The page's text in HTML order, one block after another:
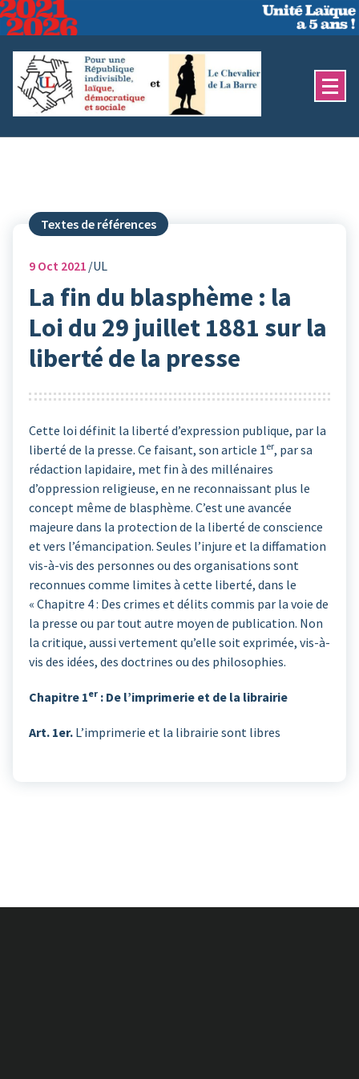
Aller
au
contenu
Textes de références
9 Oct 2021 UL
La fin du blasphème : la
Loi du 29 juillet 1881 sur la
liberté de la presse
Cette loi définit la liberté d’expression publique, par la
liberté de la presse. Ce faisant, son article 1er, par sa
rédaction lapidaire, met fin à des millénaires
d’oppression religieuse, en ne reconnaissant plus le
concept même de blasphème. C’est une avancée
majeure dans la protection de la liberté de conscience
et vers l’émancipation. Seules l’injure et la diffamation
vis-à-vis des personnes ou des organisations sont
reconnues comme limites à cette liberté, dans le
« Chapitre 4 : Des crimes et délits commis par la voie de
la presse ou par tout autre moyen de publication. Non
la critique, aussi vertement qu’elle soit exprimée, vis-à-
vis des idées, des doctrines ou des philosophies.
Chapitre 1er : De l’imprimerie et de la librairie
Art. 1er. L’imprimerie et la librairie sont libres